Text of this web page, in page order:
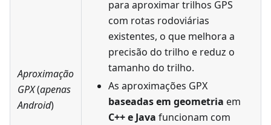
Aproximação
GPX(apenas
Android)
para aproximar trilhos GPS
com rotas rodoviárias
existentes, o que melhora a
precisão do trilho e reduz o
tamanho do trilho.
As aproximações GPX
baseadas em geometria em
C++ e Java funcionam com